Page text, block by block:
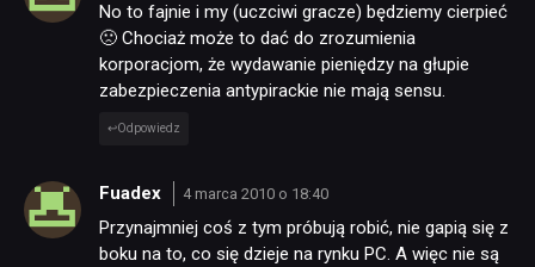
No to fajnie i my (uczciwi gracze) będziemy cierpieć
🙁 Chociaż może to dać do zrozumienia
korporacjom, że wydawanie pieniędzy na głupie
zabezpieczenia antypirackie nie mają sensu.
Odpowiedz
Fuadex 4 marca 2010 o 18:40
Przynajmniej coś z tym próbują robić, nie gapią się z
boku na to, co się dzieje na rynku PC. A więc nie są